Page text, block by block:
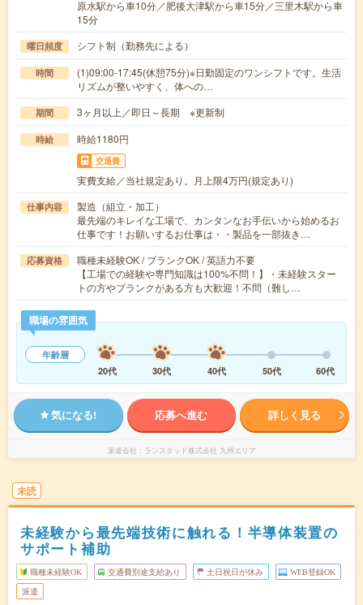
原水駅から車10分／肥後大津駅から車15分／三里木駅から車
15分
曜日頻度 シフト制（勤務先による）
時間
(1)09:00-17:45(休憩75分)※日勤固定のワンシフトです。生活
リズムが整いやすく、体への…
期間 3ヶ月以上／即日～長期 ※更新制
時給 時給1180円
交通費
実費支給／当社規定あり。月上限4万円(規定あり)
仕事内容
製造（組立・加工）
最先端のキレイな工場で、カンタンなお手伝いから始めるお
仕事です！お願いするお仕事は・・製品を一部抜き…
応募資格
職種未経験OK / ブランクOK / 英語力不要
【工場での経験や専門知識は100%不問！】・未経験スター
トの方やブランクがある方も大歓迎！不問（難し…
職場の雰囲気
年齢層
20代
30代 40代 50代 60代
気になる! 応募へ進む 詳しく見る
派遣会社 ランスタッド株式会社 九州エリア
未読
未経験から最先端技術に触れる！半導体装置の
サポート補助
職種未経験OK 交通費別途支給あり 土日祝日が休み WEB登録OK
派遣